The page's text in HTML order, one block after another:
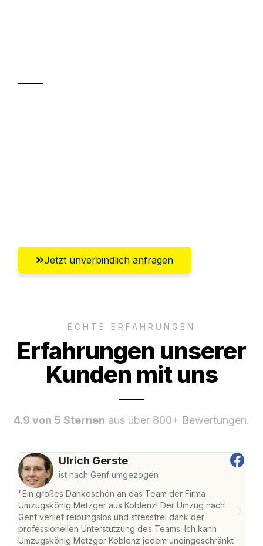
Jetzt unverbindlich anfragen
ECHTE ERFAHRUNGEN
Erfahrungen unserer
Kunden mit uns
4.9 von 5 Sternen aus über 800+ Bewertungen.
Ulrich Gerste
ist nach Genf umgezogen
"Ein großes Dankeschön an das Team der Firma
Umzugskönig Metzger aus Koblenz! Der Umzug nach
Genf verlief reibungslos und stressfrei dank der
professionellen Unterstützung des Teams. Ich kann
Umzugskönig Metzger Koblenz jedem uneingeschränkt